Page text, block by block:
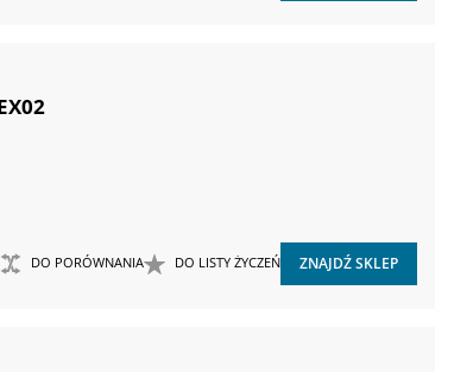
DO LISTY ŻYCZEŃ
DO PORÓWNANIA ZNAJDŹ SKLEP